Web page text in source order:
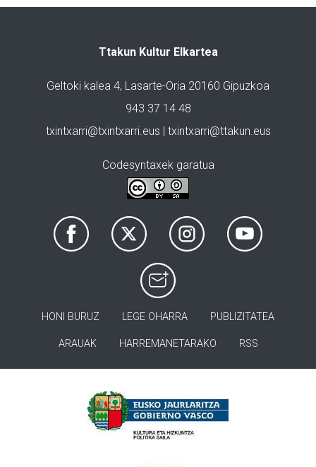
Ttakun Kultur Elkartea
Geltoki kalea 4, Lasarte-Oria 20160 Gipuzkoa
943 37 14 48
txintxarri@txintxarri.eus | txintxarri@ttakun.eus
Codesyntaxek garatua
HONI BURUZ LEGE OHARRA PUBLIZITATEA
ARAUAK HARREMANETARAKO RSS